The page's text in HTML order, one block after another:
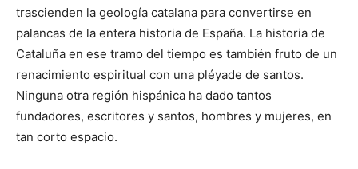
trascienden la geología catalana para convertirse en
palancas de la entera historia de España. La historia de
Cataluña en ese tramo del tiempo es también fruto de un
renacimiento espiritual con una pléyade de santos.
Ninguna otra región hispánica ha dado tantos
fundadores, escritores y santos, hombres y mujeres, en
tan corto espacio.